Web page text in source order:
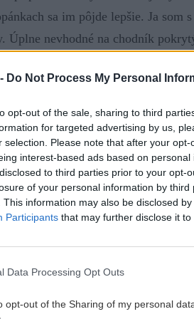
Do Not Process My Personal
opt-out of the sale, sharing to third
for targeted advertising by us,
selection. Please note that after your
interest-based ads based on
to third parties prior to your opt-
of your personal information by third
This information may also be disclosed
Participants that may further disclose it to
Data Processing Opt Outs
opt-out of the Sharing of my personal
sa im pôjde lepšie. Ja som
Úplne nevhodné na chodník
som, že lepšie sa mi pôjde v
haršajzne. Kto
nemal ani tie, tak len
1374 m, celkový čas 5:30 h.
postaviť sa na lyže, sme našli